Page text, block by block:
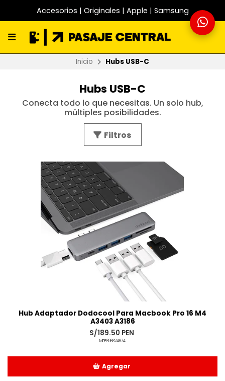
Accesorios | Originales | Apple | Samsung
Inicio Hubs USB-C
Hubs USB-C
Conecta todo lo que necesitas. Un solo hub,
múltiples posibilidades.
Filtros
Hub Adaptador Dodocool Para Macbook Pro 16 M4
A3403 A3186
S/189.50 PEN
MPE696624674
Agregar